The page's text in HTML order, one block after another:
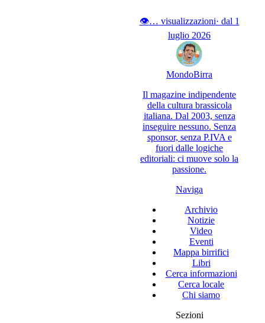
👁… visualizzazioni· dal 1
luglio 2026
MondoBirra
Il magazine indipendente
della cultura brassicola
italiana. Dal 2003, senza
inseguire nessuno. Senza
sponsor, senza P.IVA e
fuori dalle logiche
editoriali: ci muove solo la
passione.
Naviga
Archivio
Notizie
Video
Eventi
Mappa birrifici
Libri
Cerca informazioni
Cerca locale
Chi siamo
Sezioni